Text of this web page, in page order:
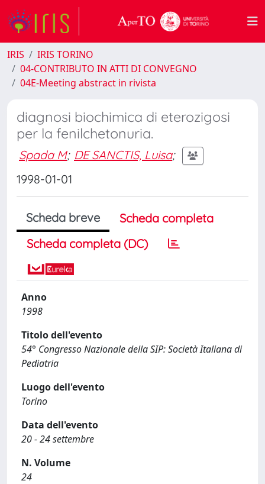
IRIS
IRIS TORINO
04-CONTRIBUTO IN ATTI DI CONVEGNO
04E-Meeting abstract in rivista
diagnosi biochimica di eterozigosi
per la fenilchetonuria.
Spada M; DE SANCTIS, Luisa;
1998-01-01
Scheda breve
Scheda completa
Scheda completa (DC)
Anno
1998
Titolo dell'evento
54° Congresso Nazionale della SIP: Società Italiana di
Pediatria
Luogo dell'evento
Torino
Data dell'evento
20 - 24 settembre
N. Volume
24